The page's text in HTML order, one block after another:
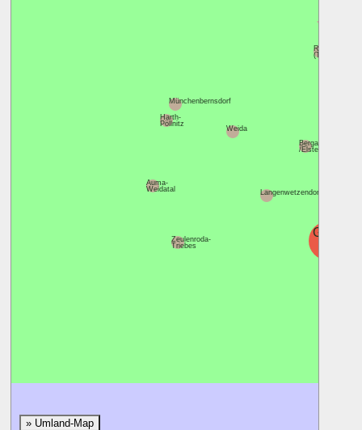
Auma-
Weidatal
Münchenbernsdorf
Langenwetzendorf
Harth-
Pöllnitz
Berga
/Elster
Ronneburg
(Thüringen)
Weida
Zeulenroda-
Triebes
Greiz
» Umland-Map